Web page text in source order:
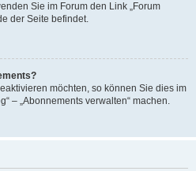
Sie im Forum den Link „Forum
der Seite befindet.
möchten, so können Sie dies im
– „Abonnements verwalten“ machen.